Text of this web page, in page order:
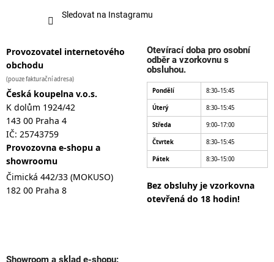
Sledovat na Instagramu
Provozovatel internetového
obchodu
(pouze fakturační adresa)
Česká koupelna v.o.s.
K dolům 1924/42
143 00 Praha 4
IČ: 25743759
Provozovna e-shopu a
showroomu
Čimická 442/33 (MOKUSO)
182 00 Praha 8
Otevírací doba pro osobní
odběr a vzorkovnu s
obsluhou.
Pondělí 8:30–15:45
Úterý 8:30–15:45
Středa 9:00–17:00
Čtvrtek 8:30–15:45
Pátek 8:30–15:00
Bez obsluhy je vzorkovna
otevřená do 18 hodin!
Showroom a sklad e-shopu: